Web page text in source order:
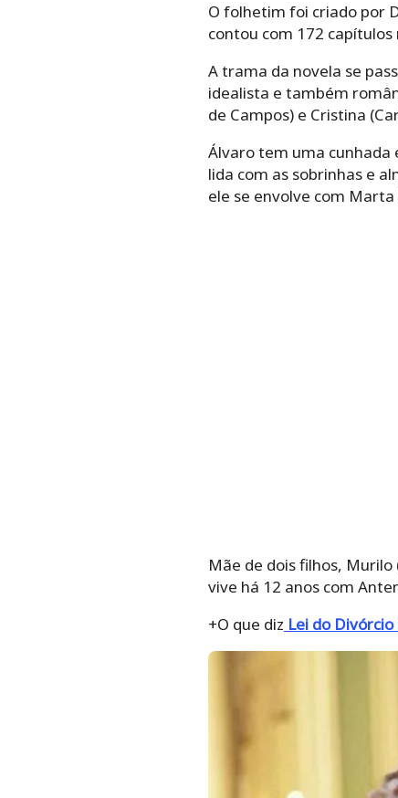
O folhetim foi criado por
contou com 172
A trama da novela se
idealista e também
de Campos) e Cristina
Álvaro tem uma cunhada
lida com as sobrinhas e
ele se envolve com Marta
Mãe de dois filhos,
vive há 12 anos com
+O que diz Lei do